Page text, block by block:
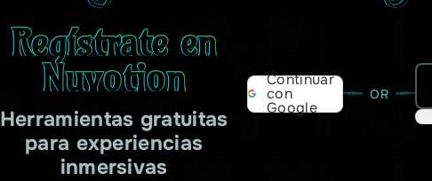
Regístrate en
Nuvotion
Herramientas gratuitas
para experiencias
inmersivas
Continuar
con
Google
OR